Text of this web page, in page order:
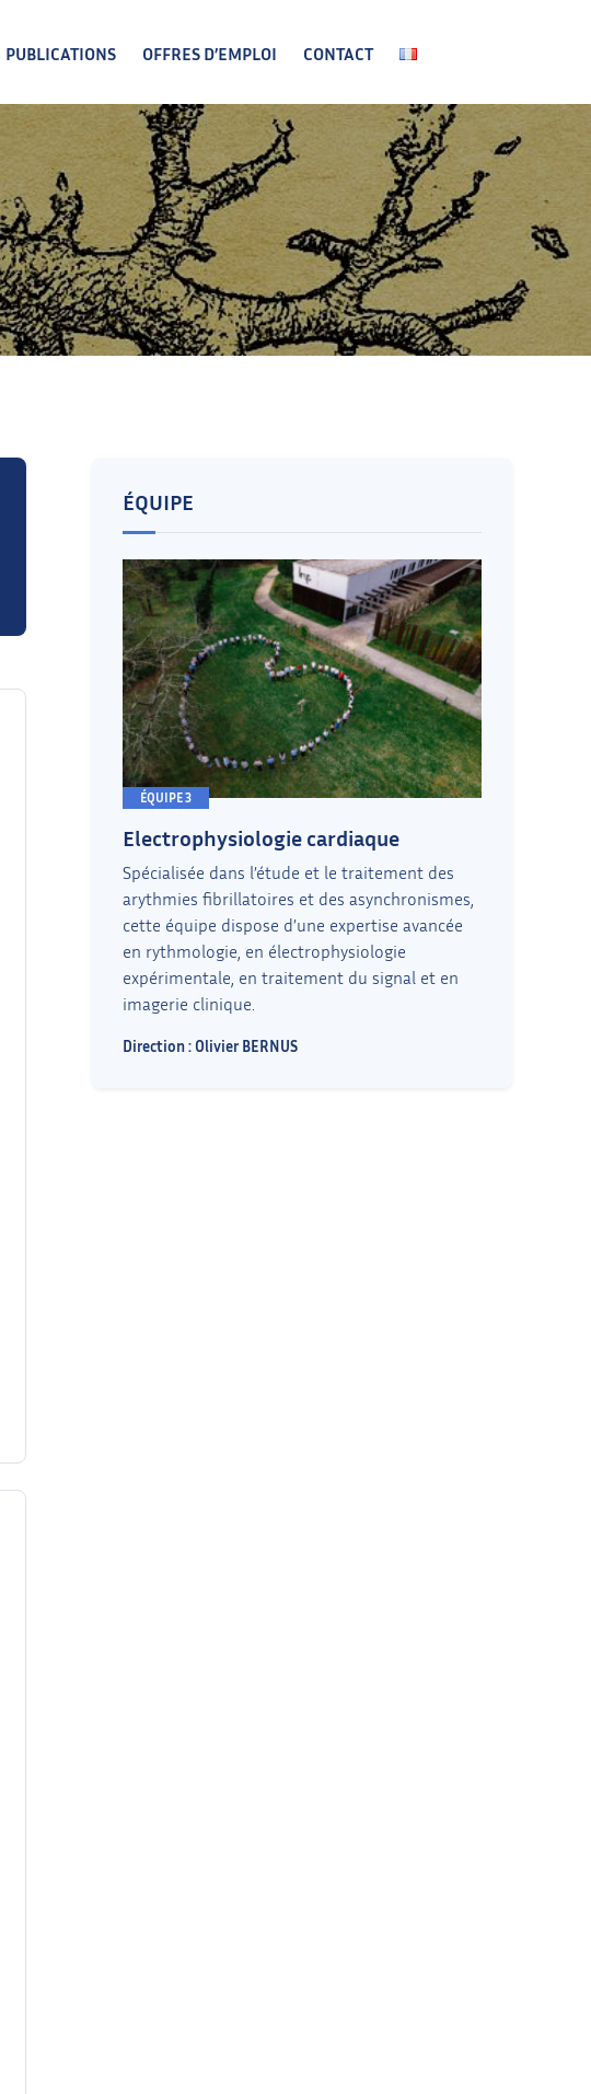
PUBLICATIONS OFFRES D’EMPLOI CONTACT
ÉQUIPE
ÉQUIPE 3
Electrophysiologie cardiaque
Spécialisée dans l’étude et le traitement des
arythmies fibrillatoires et des asynchronismes,
cette équipe dispose d’une expertise avancée
en rythmologie, en électrophysiologie
expérimentale, en traitement du signal et en
imagerie clinique.
Direction : Olivier BERNUS